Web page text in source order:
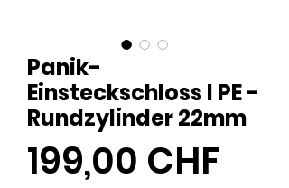
Panik-
Einsteckschloss l PE -
Rundzylinder 22mm
199,00 CHF